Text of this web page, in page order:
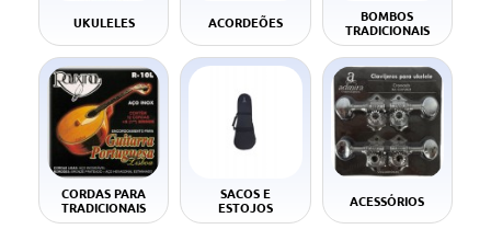
UKULELES ACORDEÕES
BOMBOS
TRADICIONAIS
CORDAS PARA
TRADICIONAIS
SACOS E
ESTOJOS
ACESSÓRIOS